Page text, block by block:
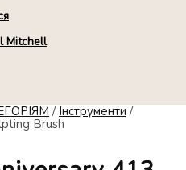
Mitchell
/ Інструменти /
Brush